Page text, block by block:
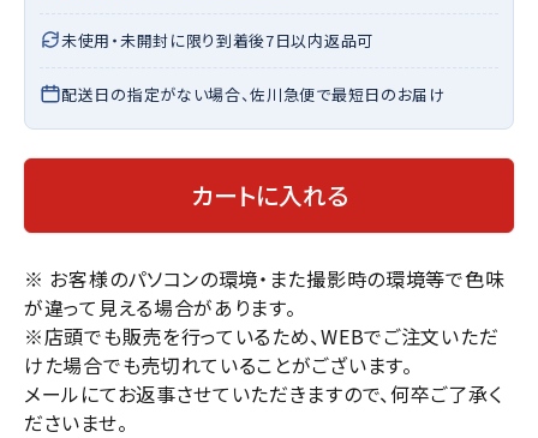
未使用・未開封に限り到着後7日以内返品可
配送日の指定がない場合、佐川急便で最短日のお届け
カートに入れる
※ お客様のパソコンの環境・また撮影時の環境等で色味
が違って見える場合があります。
※店頭でも販売を行っているため、WEBでご注文いただ
けた場合でも売切れていることがございます。
メールにてお返事させていただきますので、何卒ご了承く
ださいませ。